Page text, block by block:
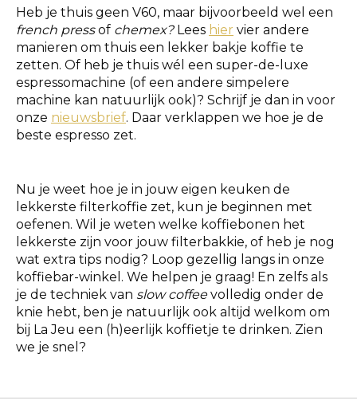
Heb je thuis geen V60, maar bijvoorbeeld wel een
french pressof chemex?Lees hier vier andere
manieren om thuis een lekker bakje koffie te
zetten. Of heb je thuis wél een super-de-luxe
espressomachine (of een andere simpelere
machine kan natuurlijk ook)? Schrijf je dan in voor
onze nieuwsbrief. Daar verklappen we hoe je de
beste espresso zet.
Nu je weet hoe je in jouw eigen keuken de
lekkerste filterkoffie zet, kun je beginnen met
oefenen. Wil je weten welke koffiebonen het
lekkerste zijn voor jouw filterbakkie, of heb je nog
wat extra tips nodig? Loop gezellig langs in onze
koffiebar-winkel. We helpen je graag! En zelfs als
je de techniek van slow coffeevolledig onder de
knie hebt, ben je natuurlijk ook altijd welkom om
bij La Jeu een (h)eerlijk koffietje te drinken. Zien
we je snel?